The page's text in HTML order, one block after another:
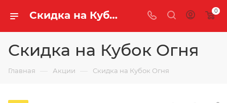
Скидка на Кубок Огня | «Легенда Чая» 0
Скидка на Кубок Огня
Главная — Акции — Скидка на Кубок Огня